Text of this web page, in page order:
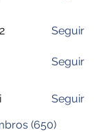
Seguir
Seguir
Seguir
(650)